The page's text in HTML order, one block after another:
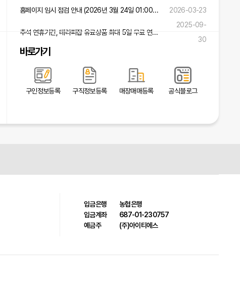
홈페이지 임시 점검 안내 (2026년 3월 24일 01:00 ~ 02:00)
2026-03-23
추석 연휴기간, 테라피잡 유료상품 최대 5일 무료 연장 혜택!
2025-09-
30
바로가기
구인정보등록 구직정보등록 매장매매등록 공식블로그
입금은행
농협은행
입금계좌
687-01-230757
예금주
(주)아이티에스